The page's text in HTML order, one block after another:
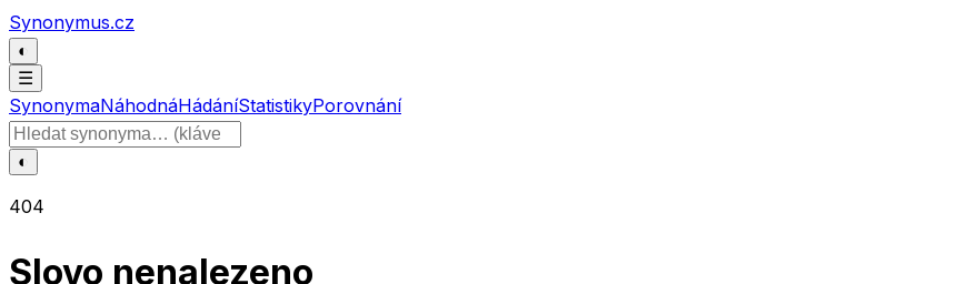
Přeskočit na obsah
Synonymus.cz
◐
☰
SynonymaNáhodnáHádáníStatistikyPorovnání
Hledat slovo
◐
404
Slovo nenalezeno